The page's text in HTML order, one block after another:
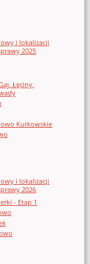
i lokalizacji
2025
Łęciny,
Kurkowskie
i lokalizacji
2026
- Etap 1